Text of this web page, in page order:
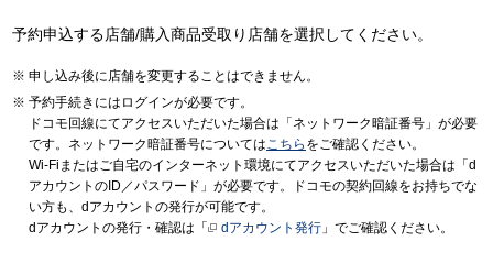
予約申込する店舗/購入商品受取り店舗を選択してください。
申し込み後に店舗を変更することはできません。
予約手続きにはログインが必要です。
ドコモ回線にてアクセスいただいた場合は「ネットワーク暗証番号」が必要
です。ネットワーク暗証番号についてはこちら をご確認ください。
Wi-Fiまたはご自宅のインターネット環境にてアクセスいただいた場合は「d
アカウントのID／パスワード」が必要です。ドコモの契約回線をお持ちでな
い方も、dアカウントの発行が可能です。
dアカウントの発行・確認は「
dアカウント発行 」でご確認ください。